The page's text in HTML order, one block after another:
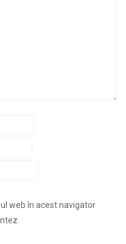
web în acest navigator